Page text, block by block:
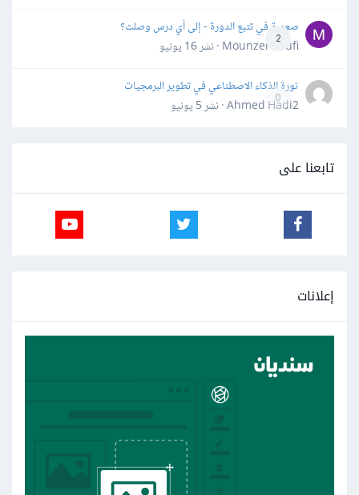
2
صعوبة في تتبع الدورة - إلى أي درس وصلت؟
Mounzer Soufi · نشر
16 يونيو
0
ثورة الذكاء الاصطناعي في تطوير البرمجيات
Ahmed Hadi2 · نشر
5 يونيو
تابعنا على
إعلانات